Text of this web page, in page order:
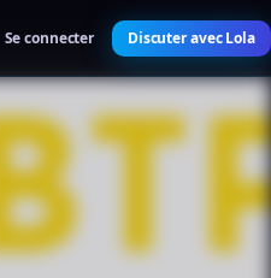
Se connecter Discuter avec Lola